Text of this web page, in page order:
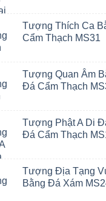
Tượng Thích Ca
Cẩm Thạch MS31
Tượng Quan Âm
Đá Cẩm Thạch
Tượng Phật A Di
Đá Cẩm Thạch
Tượng Địa Tạng
Bằng Đá Xám